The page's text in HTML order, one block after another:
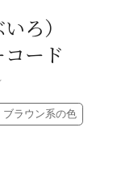
ろ）
ード
ブラウン系の色